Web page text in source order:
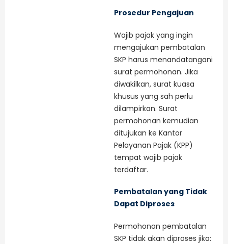
Prosedur Pengajuan
Wajib pajak yang ingin
mengajukan pembatalan
SKP harus menandatangani
surat permohonan. Jika
diwakilkan, surat kuasa
khusus yang sah perlu
dilampirkan. Surat
permohonan kemudian
ditujukan ke Kantor
Pelayanan Pajak (KPP)
tempat wajib pajak
terdaftar.
Pembatalan yang Tidak
Dapat Diproses
Permohonan pembatalan
SKP tidak akan diproses jika: